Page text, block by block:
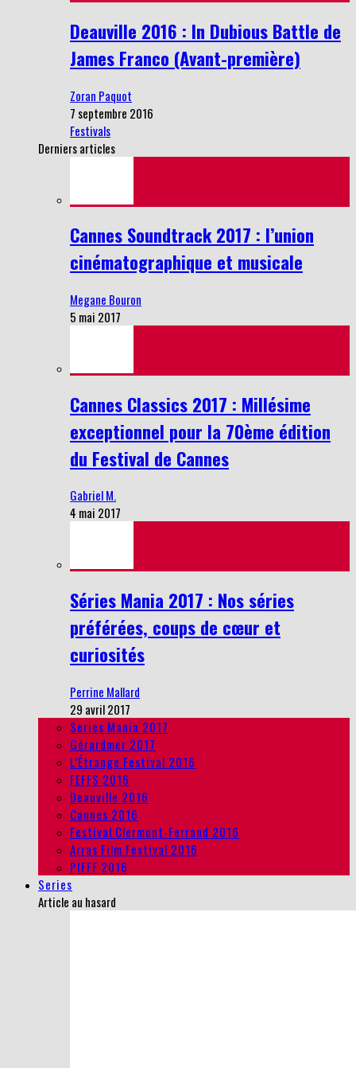
Deauville 2016 : In Dubious Battle de
James Franco (Avant-première)
Zoran Paquot
7 septembre 2016
Festivals
Derniers articles
Cannes Soundtrack 2017 : l’union
cinématographique et musicale
Megane Bouron
5 mai 2017
Cannes Classics 2017 : Millésime
exceptionnel pour la 70ème édition
du Festival de Cannes
Gabriel M.
4 mai 2017
Séries Mania 2017 : Nos séries
préférées, coups de cœur et
curiosités
Perrine Mallard
29 avril 2017
Series Mania 2017
Gérardmer 2017
L’Étrange Festival 2016
FEFFS 2016
Deauville 2016
Cannes 2016
Festival Clermont-Ferrand 2016
Arras Film Festival 2016
PIFFF 2016
Series
Article au hasard